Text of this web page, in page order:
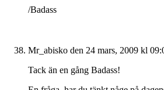
/Badass
Mr_abisko den 24 mars, 2009 kl
Tack än en gång Badass!